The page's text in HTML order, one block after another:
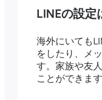
LINEの設定
海外にいても
をしたり、メ
す。家族や友
ことができます